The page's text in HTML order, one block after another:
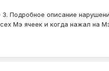
Подробное описание
Мэ ячеек и когда нажал на